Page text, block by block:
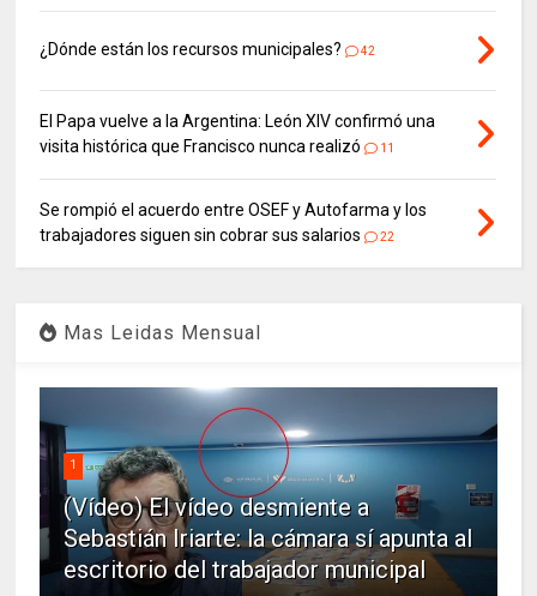
¿Dónde están los recursos municipales? 42
El Papa vuelve a la Argentina: León XIV confirmó una
visita histórica que Francisco nunca realizó
11
Se rompió el acuerdo entre OSEF y Autofarma y los
trabajadores siguen sin cobrar sus salarios
22
Mas Leidas Mensual
1
(Vídeo) El vídeo desmiente a
Sebastián Iriarte: la cámara sí apunta al
escritorio del trabajador municipal